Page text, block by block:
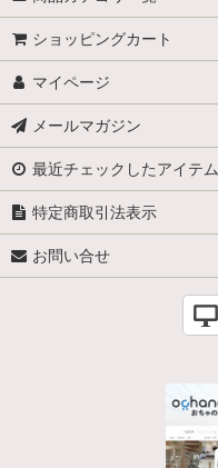
ショッピングカート
マイページ
メールマガジン
最近チェックしたアイテム
特定商取引法表示
お問い合せ